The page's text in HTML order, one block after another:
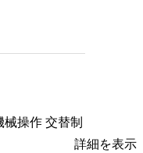
操作 交替制
詳細を表示